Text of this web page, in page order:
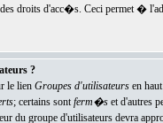
des droits d'acc�s. Ceci permet
?
le lien Groupes d'utilisateursen haut
; certains sontferm�set d'autres
du groupe d'utilisateurs devra